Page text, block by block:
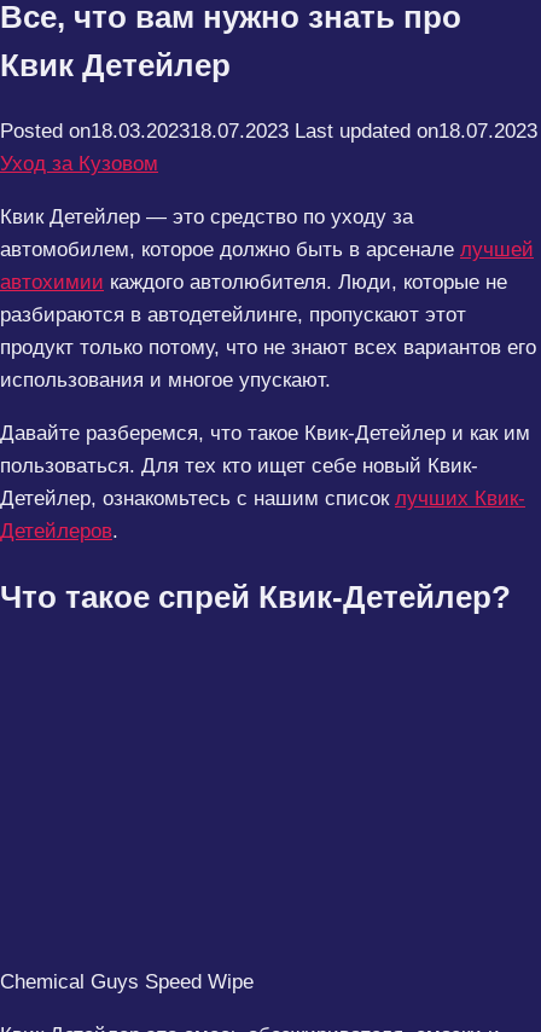
Все, что вам нужно знать про
Квик Детейлер
Posted on18.03.202318.07.2023 Last updated on18.07.2023
Уход за Кузовом
Квик Детейлер — это средство по уходу за
автомобилем, которое должно быть в арсенале лучшей
автохимии каждого автолюбителя. Люди, которые не
разбираются в автодетейлинге, пропускают этот
продукт только потому, что не знают всех вариантов его
использования и многое упускают.
Давайте разберемся, что такое Квик-Детейлер и как им
пользоваться. Для тех кто ищет себе новый Квик-
Детейлер, ознакомьтесь с нашим список лучших Квик-
Детейлеров.
Что такое спрей Квик-Детейлер?
Chemical Guys Speed Wipe